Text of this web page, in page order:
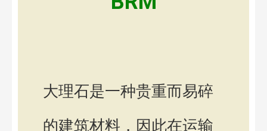
大理石是一种贵重而易碎
的建筑材料，因此在运输